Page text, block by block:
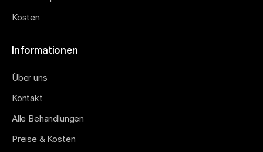
Kosten
Informationen
Über uns
Kontakt
Alle Behandlungen
Preise & Kosten